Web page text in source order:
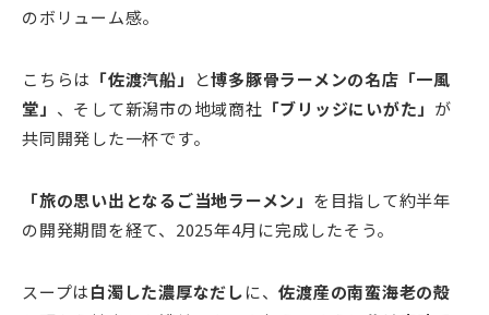
のボリューム感。
こちらは 「佐渡汽船」 と博多豚骨ラーメンの名店「一風
堂」 、そして新潟市の地域商社 「ブリッジにいがた」 が
共同開発した一杯です。
「旅の思い出となるご当地ラーメン」 を目指して約半年
の開発期間を経て、2025年4月に完成したそう。
スープは白濁した濃厚なだしに、佐渡産の南蛮海老の殻